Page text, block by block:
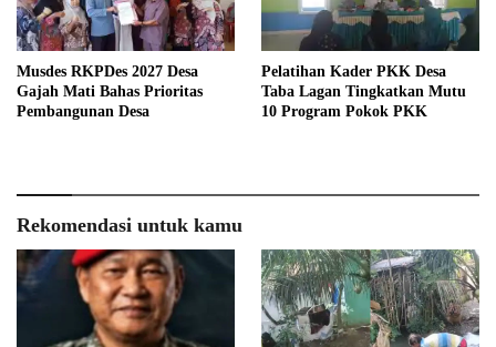
Musdes RKPDes 2027 Desa
Gajah Mati Bahas Prioritas
Pembangunan Desa
Pelatihan Kader PKK Desa
Taba Lagan Tingkatkan Mutu
10 Program Pokok PKK
Rekomendasi untuk kamu